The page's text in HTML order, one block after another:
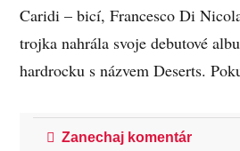
Caridi – bicí, Francesco Di
trojka nahrála svoje debutové
hardrocku s názvem Deserts.
Zanechaj komentár